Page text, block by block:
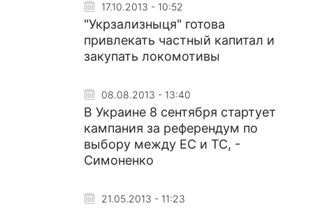
17.10.2013 - 10:52
"Укрзализныця" готова
привлекать частный капитал и
закупать локомотивы
08.08.2013 - 13:40
В Украине 8 сентября стартует
кампания за референдум по
выбору между ЕС и ТС, -
Симоненко
21.05.2013 - 11:23